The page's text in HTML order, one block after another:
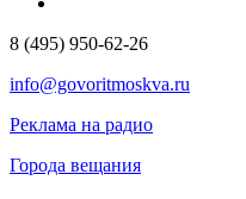
8 (495) 950-62-26
info@govoritmoskva.ru
Реклама на радио
Города вещания